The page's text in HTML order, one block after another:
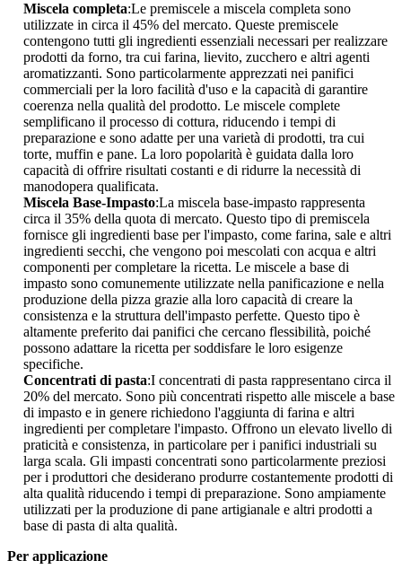
Miscela completa:Le premiscele a miscela completa sono
utilizzate in circa il 45% del mercato. Queste premiscele
contengono tutti gli ingredienti essenziali necessari per realizzare
prodotti da forno, tra cui farina, lievito, zucchero e altri agenti
aromatizzanti. Sono particolarmente apprezzati nei panifici
commerciali per la loro facilità d'uso e la capacità di garantire
coerenza nella qualità del prodotto. Le miscele complete
semplificano il processo di cottura, riducendo i tempi di
preparazione e sono adatte per una varietà di prodotti, tra cui
torte, muffin e pane. La loro popolarità è guidata dalla loro
capacità di offrire risultati costanti e di ridurre la necessità di
manodopera qualificata.
Miscela Base-Impasto:La miscela base-impasto rappresenta
circa il 35% della quota di mercato. Questo tipo di premiscela
fornisce gli ingredienti base per l'impasto, come farina, sale e altri
ingredienti secchi, che vengono poi mescolati con acqua e altri
componenti per completare la ricetta. Le miscele a base di
impasto sono comunemente utilizzate nella panificazione e nella
produzione della pizza grazie alla loro capacità di creare la
consistenza e la struttura dell'impasto perfette. Questo tipo è
altamente preferito dai panifici che cercano flessibilità, poiché
possono adattare la ricetta per soddisfare le loro esigenze
specifiche.
Concentrati di pasta:I concentrati di pasta rappresentano circa il
20% del mercato. Sono più concentrati rispetto alle miscele a base
di impasto e in genere richiedono l'aggiunta di farina e altri
ingredienti per completare l'impasto. Offrono un elevato livello di
praticità e consistenza, in particolare per i panifici industriali su
larga scala. Gli impasti concentrati sono particolarmente preziosi
per i produttori che desiderano produrre costantemente prodotti di
alta qualità riducendo i tempi di preparazione. Sono ampiamente
utilizzati per la produzione di pane artigianale e altri prodotti a
base di pasta di alta qualità.
Per applicazione